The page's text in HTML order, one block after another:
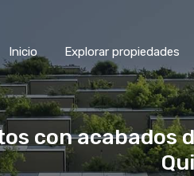
Inicio Explorar propiedades
con acabados